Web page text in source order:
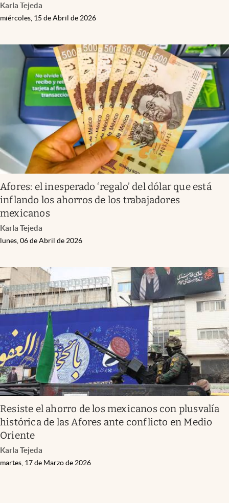
Karla Tejeda
miércoles, 15 de Abril de 2026
Afores: el inesperado ‘regalo’ del dólar que está
inflando los ahorros de los trabajadores
mexicanos
Karla Tejeda
lunes, 06 de Abril de 2026
Resiste el ahorro de los mexicanos con plusvalía
histórica de las Afores ante conflicto en Medio
Oriente
Karla Tejeda
martes, 17 de Marzo de 2026